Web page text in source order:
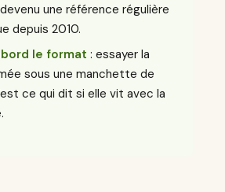
une référence régulière
depuis 2010.
le format : essayer la
sous une manchette de
ce qui dit si elle vit avec la